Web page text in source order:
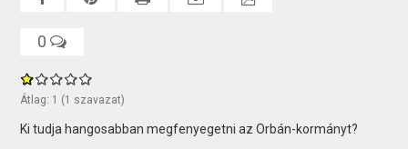
0
Átlag: 1 (1 szavazat)
Ki tudja hangosabban megfenyegetni az Orbán-kormányt?